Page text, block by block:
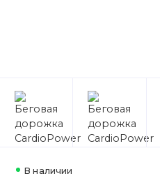
В наличии